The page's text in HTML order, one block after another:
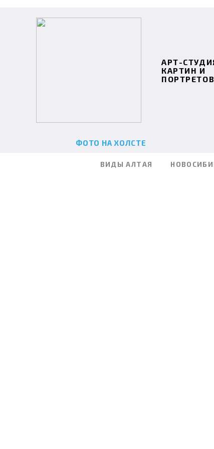
АРТ-
КАРТИН И
ПОРТРЕТОВ
ФОТО НА ХОЛСТЕ
ВИДЫ АЛТАЯ